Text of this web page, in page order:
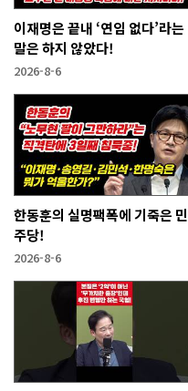
이재명은 끝내 ‘연임 없다’라는
말은 하지 않았다!
2026-8-6
한동훈의 실명팩폭에 기죽은 민
주당!
2026-8-6